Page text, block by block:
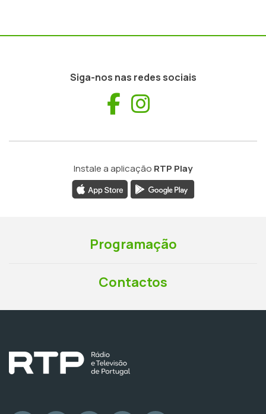
Siga-nos nas redes sociais
Facebook
Instale a aplicação RTP Play
Programação
Contactos